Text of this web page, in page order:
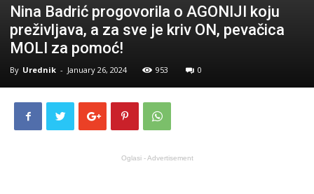
Nina Badrić progovorila o AGONIJI koju
preživljava, a za sve je kriv ON, pevačica
MOLI za pomoć!
By Urednik - January 26, 2024 953 0
Oglasi - Advertisement